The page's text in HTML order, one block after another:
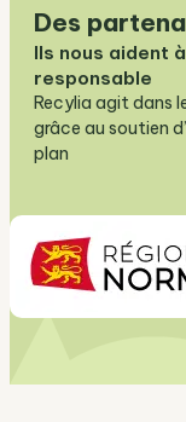
Des
Ils nous aident
responsable
Recylia agit dans
grâce au soutien
plan